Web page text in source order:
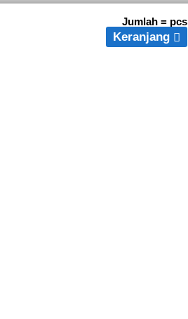
Jumlah = pcs
Keranjang